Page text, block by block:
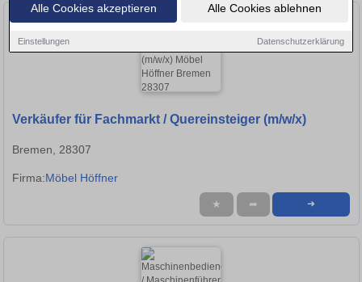
Alle Cookies akzeptieren Alle Cookies ablehnen
Einstellungen Datenschutzerklärung
Verkäufer für Fachmarkt / Quereinsteiger (m/w/x)
Bremen, 28307
Firma:Möbel Höffner
★ ➦ ➜